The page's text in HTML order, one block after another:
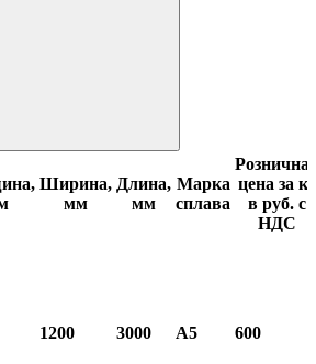
Ширина,
мм
Длина,
мм
Марка
сплава
цена за кг
в руб. с
НДС
1200 3000 А5 600